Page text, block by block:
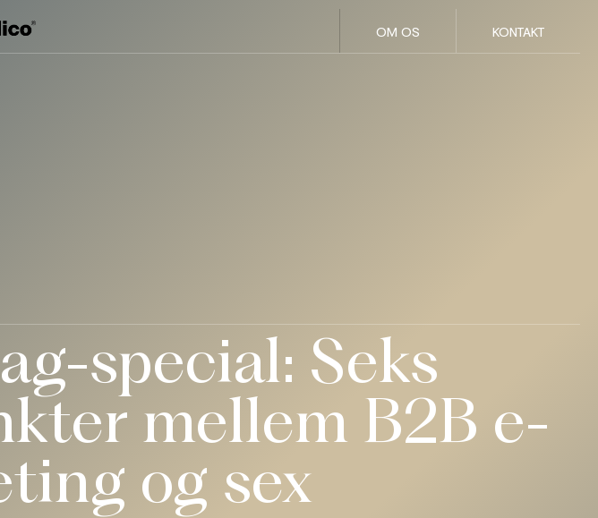
OM OS KONTAKT
special: Seks
mellem B2B e-
og sex